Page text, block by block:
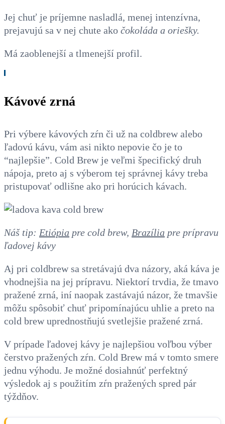
Jej chuť je príjemne nasladlá, menej intenzívna,
prejavujú sa v nej chute ako čokoláda a oriešky.
Má zaoblenejší a tlmenejší profil.
Kávové zrná
Pri výbere kávových zŕn či už na coldbrew alebo
ľadovú kávu, vám asi nikto nepovie čo je to
“najlepšie”. Cold Brew je veľmi špecifický druh
nápoja, preto aj s výberom tej správnej kávy treba
pristupovať odlišne ako pri horúcich kávach.
Náš tip: Etiópia pre cold brew, Brazília pre prípravu
ľadovej kávy
Aj pri coldbrew sa stretávajú dva názory, aká káva je
vhodnejšia na jej prípravu. Niektorí trvdia, že tmavo
pražené zrná, iní naopak zastávajú názor, že tmavšie
môžu spôsobiť chuť pripomínajúcu uhlie a preto na
cold brew uprednostňujú svetlejšie pražené zrná.
V prípade ľadovej kávy je najlepšiou voľbou výber
čerstvo pražených zŕn. Cold Brew má v tomto smere
jednu výhodu. Je možné dosiahnúť perfektný
výsledok aj s použitím zŕn pražených spred pár
týždňov.